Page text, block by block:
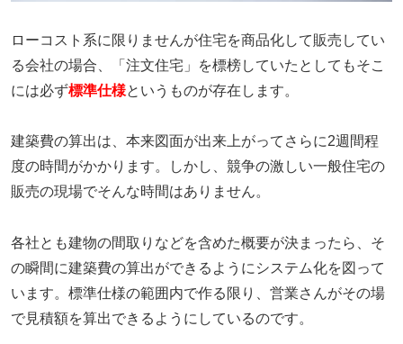
ローコスト系に限りませんが住宅を商品化して販売してい
る会社の場合、「注文住宅」を標榜していたとしてもそこ
には必ず標準仕様というものが存在します。
建築費の算出は、本来図面が出来上がってさらに2週間程
度の時間がかかります。しかし、競争の激しい一般住宅の
販売の現場でそんな時間はありません。
各社とも建物の間取りなどを含めた概要が決まったら、そ
の瞬間に建築費の算出ができるようにシステム化を図って
います。標準仕様の範囲内で作る限り、営業さんがその場
で見積額を算出できるようにしているのです。